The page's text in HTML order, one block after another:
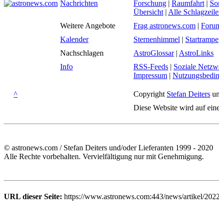
Nachrichten Forschung | Raumfahrt |
Übersicht | Alle
Weitere Angebote
Frag astronews.com |
Kalender
Sternenhimmel | Startrampe
Nachschlagen
AstroGlossar| AstroLinks
Info
RSS-Feeds | Soziale
Impressum |
^ Copyright Stefan Deiters
Diese Website wird auf
© astronews.com / Stefan Deiters und/oder Lieferanten 1999 - 2020
Alle Rechte vorbehalten. Vervielfältigung nur mit Genehmigung.
URL dieser Seite: https://www.astronews.com:443/news/artikel/